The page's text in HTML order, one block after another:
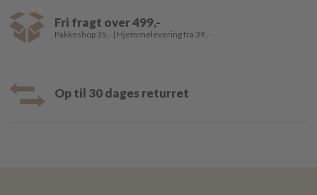
Fri fragt over 499,-
Pakkeshop 35,- | Hjemmelevering fra 39,-
Op til 30 dages returret